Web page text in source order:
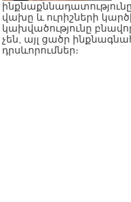
վախը և ուրիշների
կախվածությունը
չեն, այլ ցածր
դրսևորումներ։